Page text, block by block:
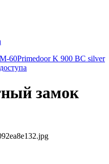
60Primedoor K 900 BC silver
замок